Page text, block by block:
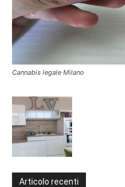
Cannabis legale Milano
Articolo recenti